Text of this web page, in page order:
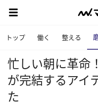
トップ 働く 整える
忙しい朝に革
が完結するアイ
た